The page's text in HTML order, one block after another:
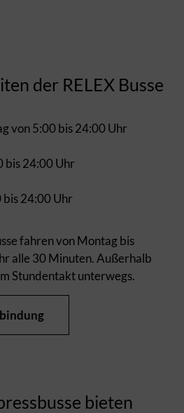
der RELEX Busse
von 5:00 bis 24:00 Uhr
bis 24:00 Uhr
bis 24:00 Uhr
fahren von Montag bis
alle 30 Minuten. Außerhalb
Stundentakt unterwegs.
bieten